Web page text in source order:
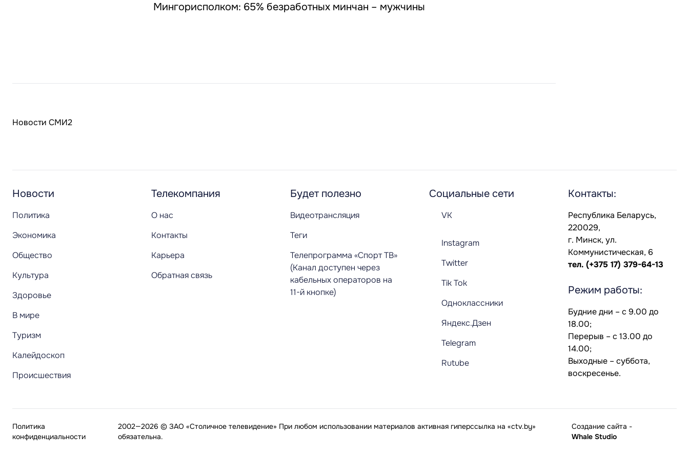
Мингорисполком: 65% безработных минчан – мужчины
Новости СМИ2
Новости
Политика
Экономика
Общество
Культура
Здоровье
В мире
Туризм
Калейдоскоп
Происшествия
Телекомпания
О нас
Контакты
Карьера
Обратная связь
Будет полезно
Видеотрансляция
Теги
Телепрограмма «Спорт ТВ»
(Канал доступен через
кабельных операторов на
11-й кнопке)
Социальные сети
VK
Instagram
Twitter
Tik Tok
Одноклассники
Яндекс.Дзен
Telegram
Rutube
Контакты:
Республика Беларусь,
220029,
г. Минск, ул.
Коммунистическая, 6
тел. (+375 17) 379-64-13
Режим работы:
Будние дни – с 9.00 до
18.00;
Перерыв – с 13.00 до
14.00;
Выходные – суббота,
воскресенье.
2002—2026 © ЗАО «Столичное телевидение» При любом использовании материалов активная гиперссылка на «ctv.by»
обязательна.
Политика
конфиденциальности
Создание сайта -
Whale Studio